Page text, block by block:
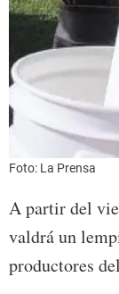
Foto: La Prensa
A partir del
valdrá un
productores